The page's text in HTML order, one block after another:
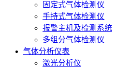
固定式气体检测仪
手持式气体检测仪
报警主机及检测系统
多组分气体检测仪
气体分析仪表
激光分析仪